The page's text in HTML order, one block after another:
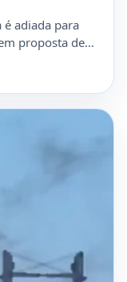
é adiada para
proposta de…